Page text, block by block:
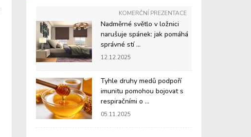
KOMERČNÍ PREZENTACE
Nadměrné světlo v ložnici
narušuje spánek: jak pomáhá
správné stí ...
12.12.2025
Tyhle druhy medů podpoří
imunitu pomohou bojovat s
respiračními o ...
05.11.2025